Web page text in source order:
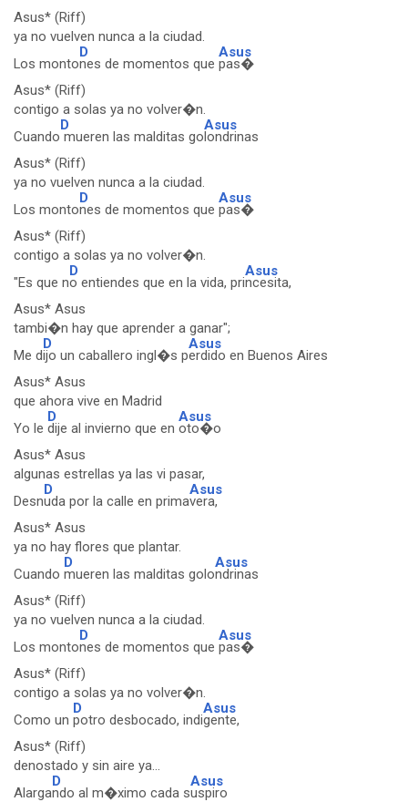
Asus* (Riff)
ya no vuelven nunca a la ciudad.
Los monto
D
nes de momentos que
Asus
pas�
Asus* (Riff)
contigo a solas ya no volver�n.
Cuando
D
mueren las malditas go
Asus
londrinas
Asus* (Riff)
ya no vuelven nunca a la ciudad.
Los monto
D
nes de momentos que
Asus
pas�
Asus* (Riff)
contigo a solas ya no volver�n.
"Es que n
D
o entiendes que en la vida, pri
Asus
ncesita,
Asus* Asus
tambi�n hay que aprender a ganar";
Me d
D
ijo un caballero ingl�s p
Asus
erdido en Buenos Aires
Asus* Asus
que ahora vive en Madrid
Yo le
D
dije al invierno que en
Asus
oto�o
Asus* Asus
algunas estrellas ya las vi pasar,
Desn
D
uda por la calle en prima
Asus
vera,
Asus* Asus
ya no hay flores que plantar.
Cuando
D
mueren las malditas golo
Asus
ndrinas
Asus* (Riff)
ya no vuelven nunca a la ciudad.
Los monto
D
nes de momentos que
Asus
pas�
Asus* (Riff)
contigo a solas ya no volver�n.
Como un
D
potro desbocado, indi
Asus
gente,
Asus* (Riff)
denostado y sin aire ya...
Alarga
D
ndo al m�ximo cada s
Asus
uspiro